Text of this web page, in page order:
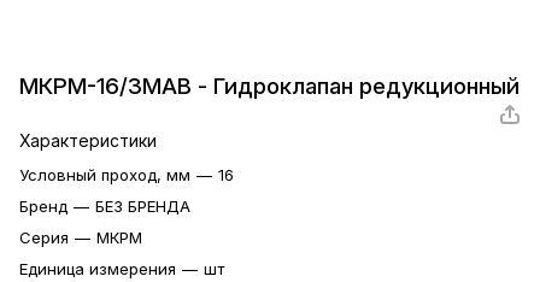
МКРМ-16/3МАВ - Гидроклапан редукционный
Характеристики
Условный проход, мм — 16
Бренд — БЕЗ БРЕНДА
Серия — МКРМ
Единица измерения — шт